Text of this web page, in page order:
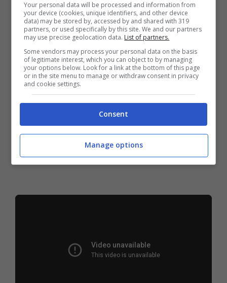
E se invece lo chiedessero a qualcuno che
ti ama? In quel caso saresti piacevolmente
stupito di quanto in realtà le persone
vedano le tue qualità e sappiano che
potenzialità hai.
Non ci credi? Guarda il dolcissimo video
realizzato dalla Strayer University.
Your personal data will be processed and information from
your device (cookies, unique identifiers, and other device
data) may be stored by, accessed by and shared with 319
partners, or used specifically by this site. We and our partners
may use precise geolocation data. List of partners.
Some vendors may process your personal data on the basis
of legitimate interest, which you can object to by managing
your options below. Look for a link at the bottom of this page
or in the site menu to manage or withdraw consent in privacy
and cookie settings.
Consent
Manage options